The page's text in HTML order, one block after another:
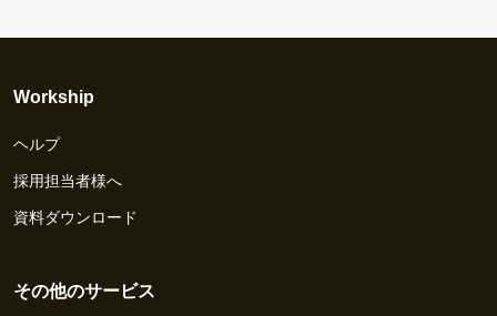
Workship
ヘルプ
採用担当者様へ
資料ダウンロード
その他のサービス